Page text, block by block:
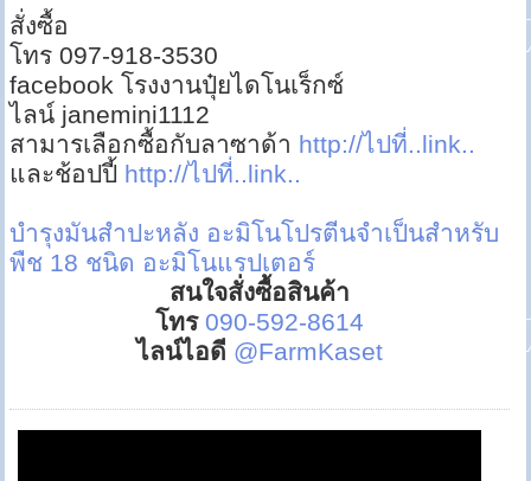
สั่งซื้อ
โทร 097-918-3530
facebook โรงงานปุ๋ยไดโนเร็กซ์
ไลน์ janemini1112
สามารเลือกซื้อกับลาซาด้า http://ไปที่..link..
และช้อปปี้ http://ไปที่..link..
บำรุงมันสำปะหลัง อะมิโนโปรตีนจำเป็นสำหรับ
พืช 18 ชนิด อะมิโนแรปเตอร์
สนใจสั่งซื้อสินค้า
โทร 090-592-8614
ไลน์ไอดี @FarmKaset